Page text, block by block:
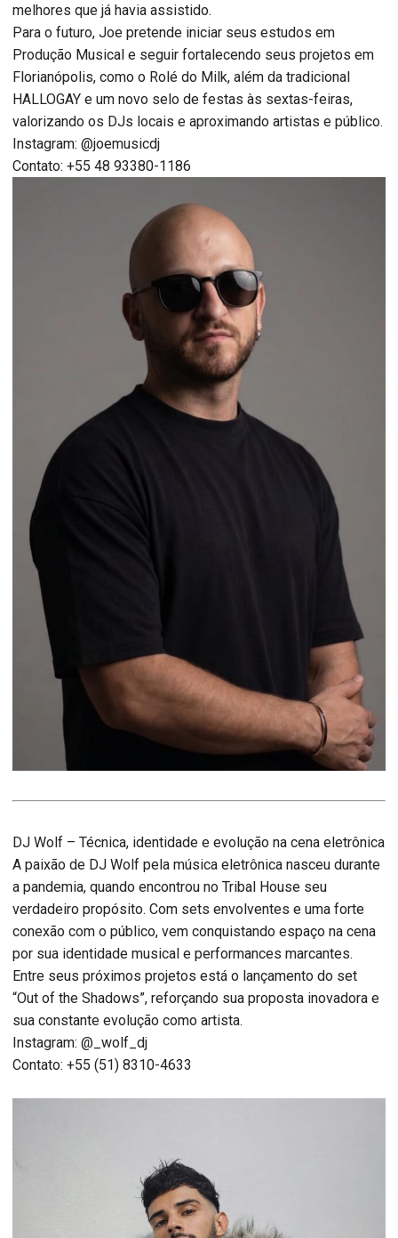
melhores que já havia assistido.
Para o futuro, Joe pretende iniciar seus estudos em
Produção Musical e seguir fortalecendo seus projetos em
Florianópolis, como o Rolé do Milk, além da tradicional
HALLOGAY e um novo selo de festas às sextas-feiras,
valorizando os DJs locais e aproximando artistas e público.
Instagram: @joemusicdj
Contato: +55 48 93380-1186
DJ Wolf – Técnica, identidade e evolução na cena eletrônica
A paixão de DJ Wolf pela música eletrônica nasceu durante
a pandemia, quando encontrou no Tribal House seu
verdadeiro propósito. Com sets envolventes e uma forte
conexão com o público, vem conquistando espaço na cena
por sua identidade musical e performances marcantes.
Entre seus próximos projetos está o lançamento do set
“Out of the Shadows”, reforçando sua proposta inovadora e
sua constante evolução como artista.
Instagram: @_wolf_dj
Contato: +55 (51) 8310-4633